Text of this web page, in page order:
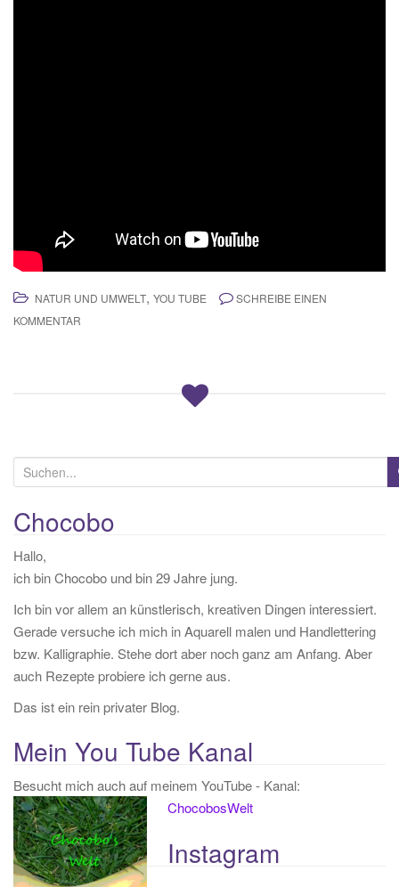
NATUR UND UMWELT, YOU TUBE
SCHREIBE EINEN
KOMMENTAR
u
c
h
e
n
a
c
h
Chocobo
Hallo,
ich bin Chocobo und bin 29 Jahre jung.
Ich bin vor allem an künstlerisch, kreativen Dingen interessiert.
Gerade versuche ich mich in Aquarell malen und Handlettering
bzw. Kalligraphie. Stehe dort aber noch ganz am Anfang. Aber
auch Rezepte probiere ich gerne aus.
Das ist ein rein privater Blog.
Mein You Tube Kanal
Besucht mich auch auf meinem YouTube - Kanal:
ChocobosWelt
Instagram